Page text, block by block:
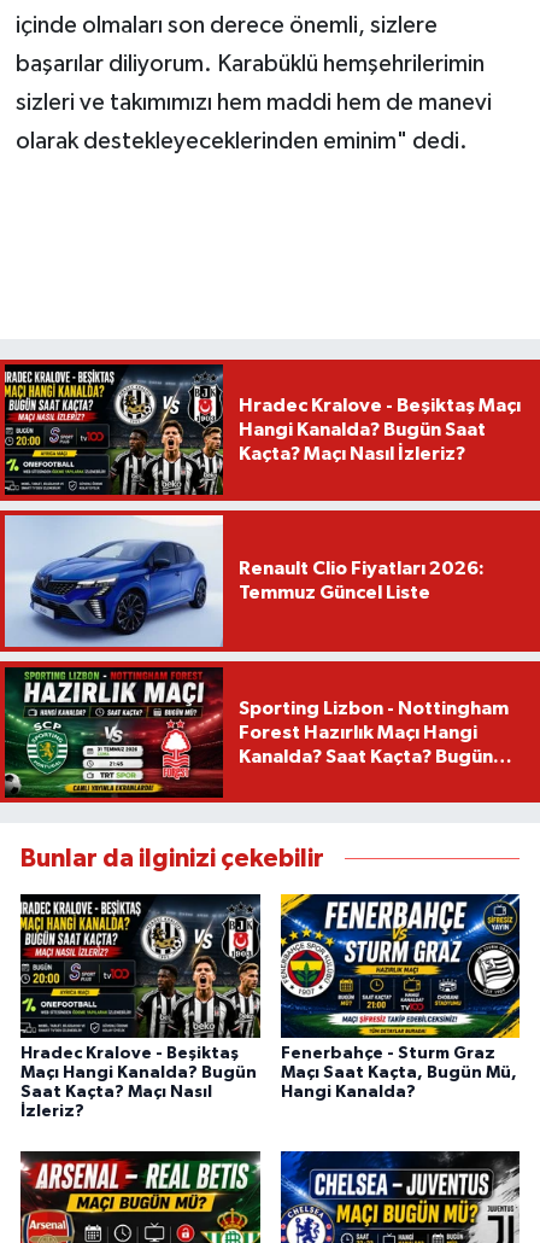
içinde olmaları son derece önemli, sizlere
başarılar diliyorum. Karabüklü hemşehrilerimin
sizleri ve takımımızı hem maddi hem de manevi
olarak destekleyeceklerinden eminim" dedi.
Hradec Kralove - Beşiktaş Maçı
Hangi Kanalda? Bugün Saat
Kaçta? Maçı Nasıl İzleriz?
Renault Clio Fiyatları 2026:
Temmuz Güncel Liste
Sporting Lizbon - Nottingham
Forest Hazırlık Maçı Hangi
Kanalda? Saat Kaçta? Bugün
Bunlar da ilginizi çekebilir
Hradec Kralove - Beşiktaş
Maçı Hangi Kanalda? Bugün
Saat Kaçta? Maçı Nasıl
İzleriz?
Fenerbahçe - Sturm Graz
Maçı Saat Kaçta, Bugün Mü,
Hangi Kanalda?